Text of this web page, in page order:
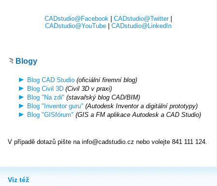
CADstudio@Facebook CADstudio@Twitter|
CADstudio@YouTube
CADstudio@LinkedIn
Blogy
Blog CAD Studio (oficiální firemní blog)
Blog Civil 3D (Civil 3D v praxi)
Blog "Na zdi" (stavařský blog CAD/BIM)
Blog "Inventor guru" (Autodesk Inventor a digitální prototypy)
Blog "GISfórum" (GIS a FM aplikace Autodesk a CAD Studio)
V případě dotazů pište na info@cadstudio.cz nebo volejte 841 111 124.
Viz též